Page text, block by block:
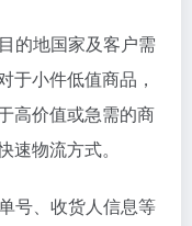
的地国家及客户需
于小件低值商品，
高价值或急需的商
物流方式。
号、收货人信息等